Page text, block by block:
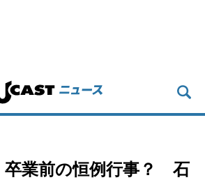
卒業前の恒例行事？ 石